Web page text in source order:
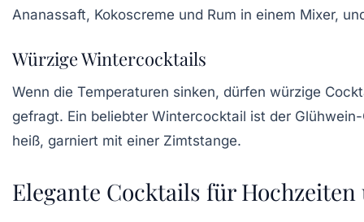
Ananassaft, Kokoscreme und Rum in einem Mixer,
Würzige Wintercocktails
Wenn die Temperaturen sinken, dürfen würzige
gefragt. Ein beliebter Wintercocktail ist der
heiß, garniert mit einer Zimtstange.
Elegante Cocktails für Hochzeiten